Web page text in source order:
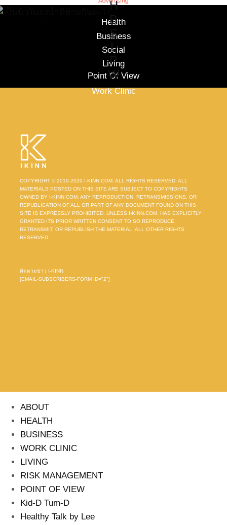
H
Health
B
Business
S
Social
L
Living
P
Point Of View
W
Work Clinic
COPYRIGHT © 2019-2020 I-KINN.COM. ALL RIGHTS RESERVED. ALL
MATERIALS POSTED ON THIS SITE ARE SUBJECT TO COPYRIGHTS
OWNED BY I-KINN.COM. ANY REPRODUCTION, RETRANSMISSIONS, OR
REPUBLICATION OF ALL OR PART OF ANY DOCUMENT FOUND ON THIS
SITE IS EXPRESSLY PROHIBITED, UNLESS I-KINN.COM. HAS EXPLICITLY
GRANTED ITS PRIOR WRITTEN CONSENT TO SO REPRODUCE,
RETRANSMIT, OR REPUBLISH THE MATERIAL. ALL OTHER RIGHTS
RESERVED.
ติดตามข่าว I-KINN
[EMAIL-SUBSCRIBERS-FORM ID="2"]
ABOUT
HEALTH
BUSINESS
WORK CLINIC
LIVING
RISK MANAGEMENT
POINT OF VIEW
Kid-D Tum-D
Healthy Talk by Lee